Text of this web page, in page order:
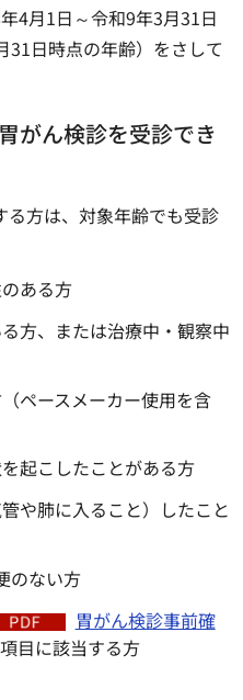
4月1日～令和9年3月31日
31日時点の年齢）をさして
がん検診を受診でき
方は、対象年齢でも受診
ある方
方、または治療中・観察中
ペースメーカー使用を含
起こしたことがある方
や肺に入ること）したこと
のない方
胃がん検診事前確
目に該当する方